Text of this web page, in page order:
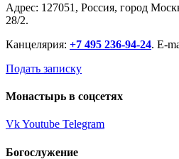
Адрес: 127051, Россия, город
28/2.
Канцелярия: +7 495 236-94-24. E-
Подать записку
Монастырь в соцсетях
VkYoutube Telegram
Богослужение